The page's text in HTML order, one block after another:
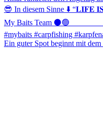
Ein guter Spot beginnt mit